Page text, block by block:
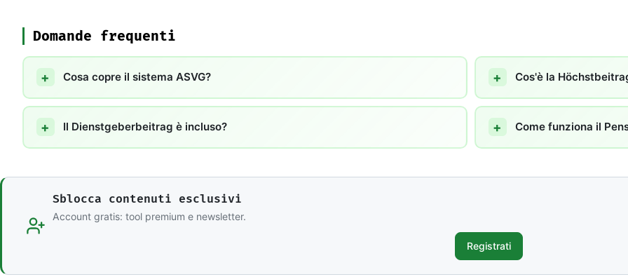
Domande frequenti
Cosa copre il sistema ASVG? Cos'è la
Il Dienstgeberbeitrag è incluso? Come funziona il
Sblocca contenuti esclusivi
Account gratis: tool premium e newsletter.
Registrati